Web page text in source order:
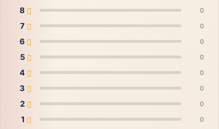
8 0
7 0
6 0
5 0
4 0
3 0
2 0
1 0